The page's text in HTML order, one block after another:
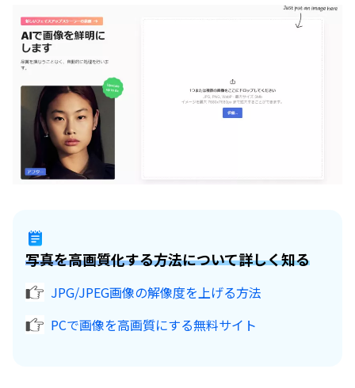
写真を高画質化する方法について詳しく知る
JPG/JPEG画像の解像度を上げる方法
PCで画像を高画質にする無料サイト